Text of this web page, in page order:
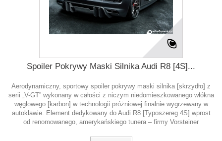
Spoiler Pokrywy Maski Silnika Audi R8 [4S]...
Aerodynamiczny, sportowy spoiler pokrywy maski silnika [skrzydło] z
serii „V-GT” wykonany w całości z niczym niedomieszkowanego włókna
węglowego [karbon] w technologii próżniowej finalnie wygrzewany w
autoklawie. Element dedykowany do Audi R8 [Typoszereg 4S] wprost
od renomowanego, amerykańskiego tunera – firmy Vorsteiner